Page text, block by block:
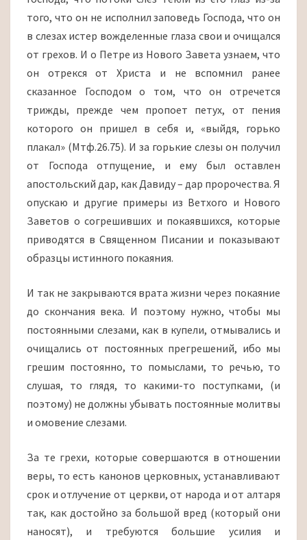
того, что он не исполнил заповедь Господа, что он
в слезах истер вожделенные глаза свои и очищался
от грехов. И о Петре из Нового Завета узнаем, что
он отрекся от Христа и не вспомнил ранее
сказанное Господом о том, что он отречется
трижды, прежде чем пропоет петух, от пения
которого он пришел в себя и, «выйдя, горько
плакал» (Мтф.26.75). И за горькие слезы он получил
от Господа отпущение, и ему был оставлен
апостольский дар, как Давиду – дар пророчества. Я
опускаю и другие примеры из Ветхого и Нового
Заветов о согрешивших и покаявшихся, которые
приводятся в Священном Писании и показывают
образцы истинного покаяния.
И так не закрываются врата жизни через покаяние
до скончания века. И поэтому нужно, чтобы мы
постоянными слезами, как в купели, отмывались и
очищались от постоянных прегрешений, ибо мы
грешим постоянно, то помыслами, то речью, то
слушая, то глядя, то какими-то поступками, (и
поэтому) не должны убывать постоянные молитвы
и омовение слезами.
За те грехи, которые совершаются в отношении
веры, то есть канонов церковных, устанавливают
срок и отлучение от церкви, от народа и от алтаря
так, как достойно за большой вред (который они
наносят), и требуются большие усилия и